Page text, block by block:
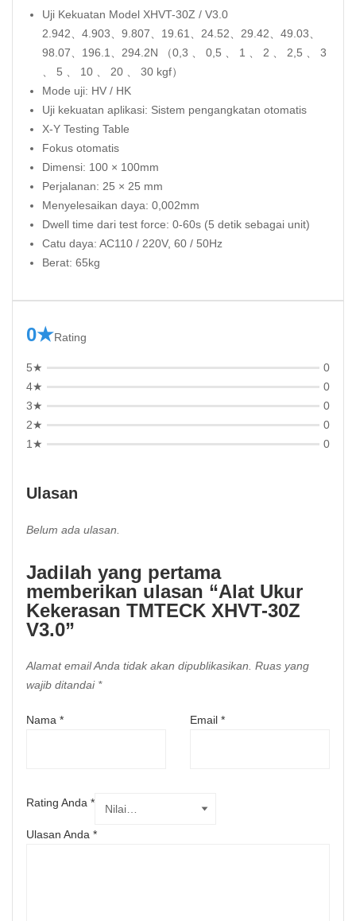
Uji Kekuatan Model XHVT-30Z / V3.0
2.942、4.903、9.807、19.61、24.52、29.42、49.03、
98.07、196.1、294.2N （0,3 、 0,5 、 1 、 2 、 2,5 、 3
、 5 、 10 、 20 、 30 kgf）
Mode uji: HV / HK
Uji kekuatan aplikasi: Sistem pengangkatan otomatis
X-Y Testing Table
Fokus otomatis
Dimensi: 100 × 100mm
Perjalanan: 25 × 25 mm
Menyelesaikan daya: 0,002mm
Dwell time dari test force: 0-60s (5 detik sebagai unit)
Catu daya: AC110 / 220V, 60 / 50Hz
Berat: 65kg
0★Rating
5★
0
4★
0
3★
0
2★
0
1★
0
Ulasan
Belum ada ulasan.
Jadilah yang pertama
memberikan ulasan “Alat Ukur
Kekerasan TMTECK XHVT-30Z
V3.0”
Alamat email Anda tidak akan dipublikasikan. Ruas yang
wajib ditandai *
Nama * Email *
Rating Anda *
Ulasan Anda *